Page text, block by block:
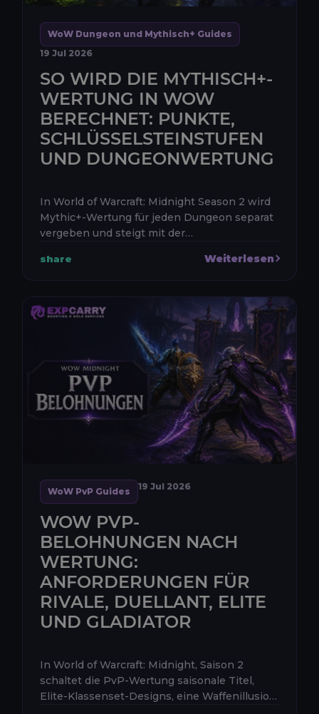
WoW Dungeon und Mythisch+ Guides
19 Jul 2026
SO WIRD DIE MYTHISCH+-
WERTUNG IN WOW
BERECHNET: PUNKTE,
SCHLÜSSELSTEINSTUFEN
UND DUNGEONWERTUNG
In World of Warcraft: Midnight Season 2 wird
Mythic+-Wertung für jeden Dungeon separat
vergeben und steigt mit der
und eurer Abschlusszeit. Eure Gesamtwe...
share Weiterlesen
WoW PvP Guides 19 Jul 2026
WOW PVP-
BELOHNUNGEN NACH
WERTUNG:
ANFORDERUNGEN FÜR
RIVALE, DUELLANT, ELITE
UND GLADIATOR
In World of Warcraft: Midnight, Saison 2
schaltet die PvP-Wertung saisonale Titel,
Elite-Klassenset-Designs, eine Waffenillusion,